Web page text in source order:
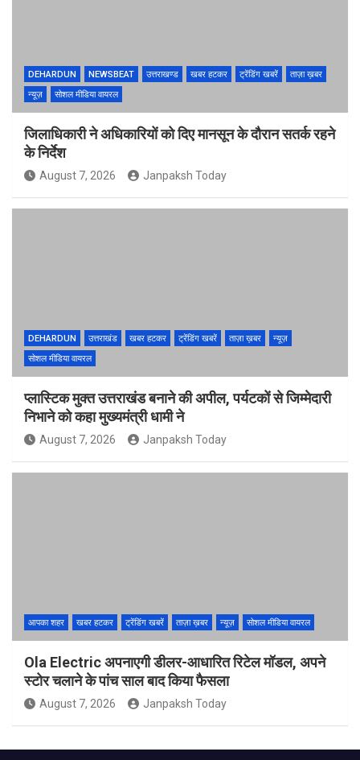
DEHARDUN NEWSBEAT उत्तराखण्ड खबर हटकर ट्रेंडिंग खबरें
ताज़ा ख़बर
न्यूज़
सोशल मीडिया वायरल
जिलाधिकारी ने अधिकारियों को दिए मानसून के दौरान सतर्क रहने
के निर्देश
August 7, 2026 Janpaksh Today
DEHARDUN उत्तराखंड खबर हटकर ट्रेंडिंग खबरें ताज़ा ख़बर
न्यूज़
सोशल मीडिया वायरल
प्लास्टिक मुक्त उत्तराखंड बनाने की अपील, पर्यटकों से जिम्मेदारी
निभाने को कहा मुख्यमंत्री धामी ने
August 7, 2026 Janpaksh Today
आपका शहर खबर हटकर ट्रेंडिंग खबरें ताज़ा ख़बर न्यूज़ सोशल मीडिया वायरल
Ola Electric अपनाएगी डीलर-आधारित रिटेल मॉडल, अपने
स्टोर चलाने के पांच साल बाद किया फैसला
August 7, 2026 Janpaksh Today